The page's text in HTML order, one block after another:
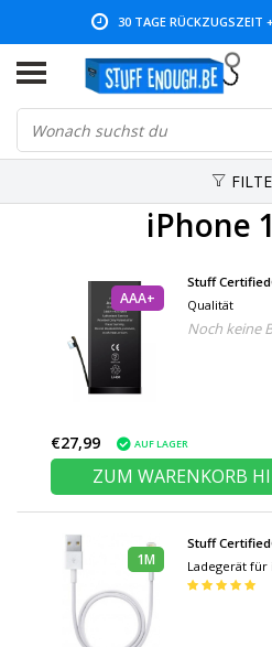
30 TAGE RÜCKZUGSZEIT
NIEDRIGE PREISE UND
iPhone
AAA+
Stuff
Qualität
Noch keine
€27,99 AUF LAGER
ZUM WARENKORB
1M
Stuff
Ladegerät
Datenkabel 1